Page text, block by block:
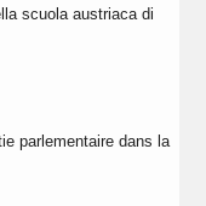
scuola austriaca di
parlementaire dans la